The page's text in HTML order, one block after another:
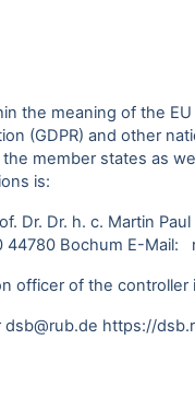
the meaning of the EU
(GDPR) and other
member states as
is:
Dr. Dr. h. c. Martin
44780 Bochum E-Mail:
officer of the controller
dsb@rub.de https://